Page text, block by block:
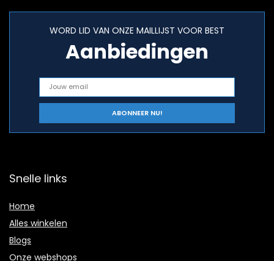
WORD LID VAN ONZE MAILLIJST VOOR BEST
Aanbiedingen
Snelle links
Home
Alles winkelen
Blogs
Onze webshops